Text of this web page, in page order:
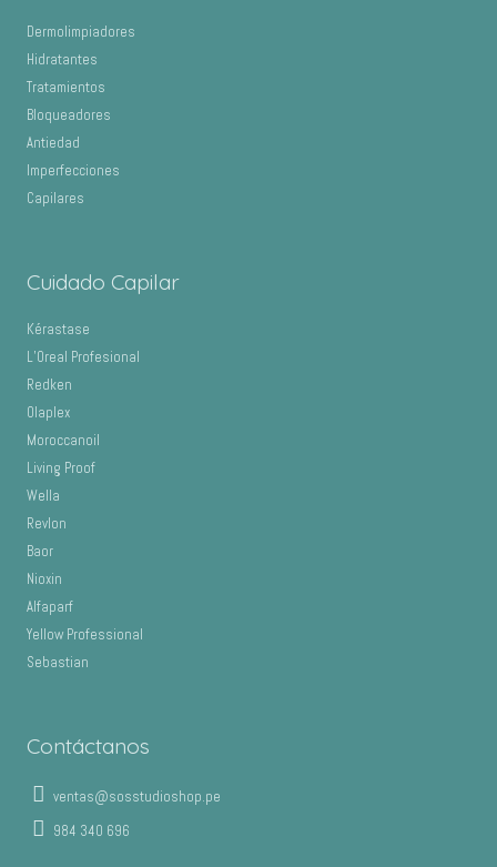
Dermolimpiadores
Hidratantes
Tratamientos
Bloqueadores
Antiedad
Imperfecciones
Capilares
Cuidado Capilar
Kérastase
L’Oreal Profesional
Redken
Olaplex
Moroccanoil
Living Proof
Wella
Revlon
Baor
Nioxin
Alfaparf
Yellow Professional
Sebastian
Contáctanos
ventas@sosstudioshop.pe
984 340 696